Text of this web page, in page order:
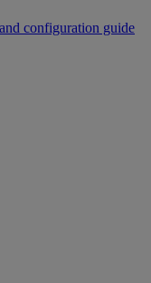
configuration guide